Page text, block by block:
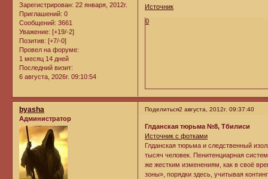
Зарегистрирован: 22 января, 2012г.
Приглашений: 0
Сообщений: 3661
Уважение: [+19/-2]
Позитив: [+7/-0]
Провел на форуме:
1 месяц 14 дней
Последний визит:
6 августа, 2026г. 09:10:54
Источник
0
Поделиться2 августа, 2012г. 09:37:40
byasha
Администратор
Глданская тюрьма №8, Тбилиси
Источник с фотками
Глданская тюрьма и следственный
тысяч человек. Пенитенциарная
же жестким изменениям, как в своё
зоны», порядки здесь, учитывая